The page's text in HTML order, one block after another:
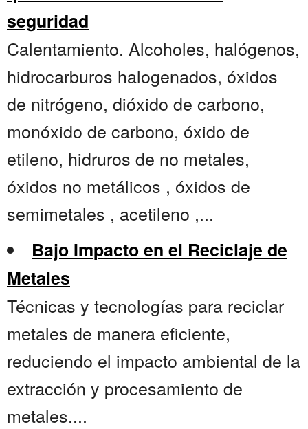
seguridad
Calentamiento. Alcoholes, halógenos,
hidrocarburos halogenados, óxidos
de nitrógeno, dióxido de carbono,
monóxido de carbono, óxido de
etileno, hidruros de no metales,
óxidos no metálicos , óxidos de
semimetales , acetileno ,...
Bajo Impacto en el Reciclaje de
Metales
Técnicas y tecnologías para reciclar
metales de manera eficiente,
reduciendo el impacto ambiental de la
extracción y procesamiento de
metales....